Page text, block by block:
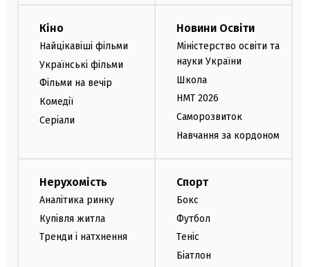
Кіно
Найцікавіші фільми
Українські фільми
Фільми на вечір
Комедії
Серіали
Новини Освіти
Міністерство освіти та
науки України
Школа
НМТ 2026
Саморозвиток
Навчання за кордоном
Нерухомість
Аналітика ринку
Купівля житла
Тренди і натхнення
Спорт
Бокс
Футбол
Теніс
Біатлон